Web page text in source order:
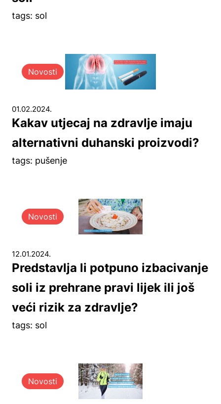
tags: sol
Novosti
01.02.2024.
Kakav utjecaj na zdravlje imaju
alternativni duhanski proizvodi?
tags: pušenje
Novosti
12.01.2024.
Predstavlja li potpuno izbacivanje
soli iz prehrane pravi lijek ili još
veći rizik za zdravlje?
tags: sol
Novosti